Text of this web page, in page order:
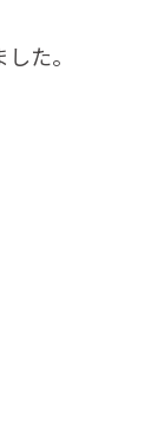
た。